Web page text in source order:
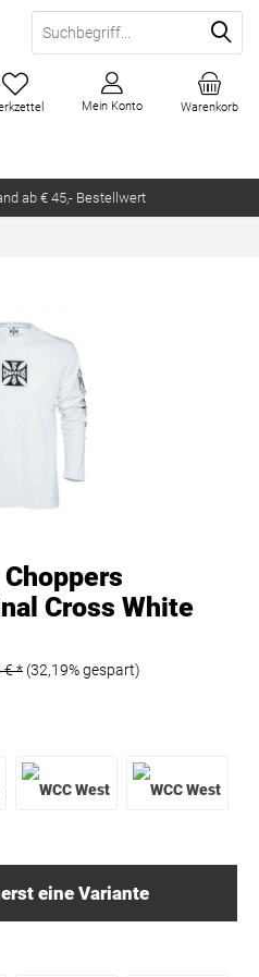
ab € 45,- Bestellwert
Warenkorb
Mein Konto
Cross White
€ * (32,19% gespart)
eine Variante